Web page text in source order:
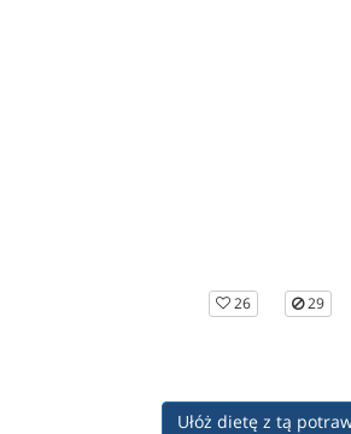
26 29
Ułóż dietę z tą